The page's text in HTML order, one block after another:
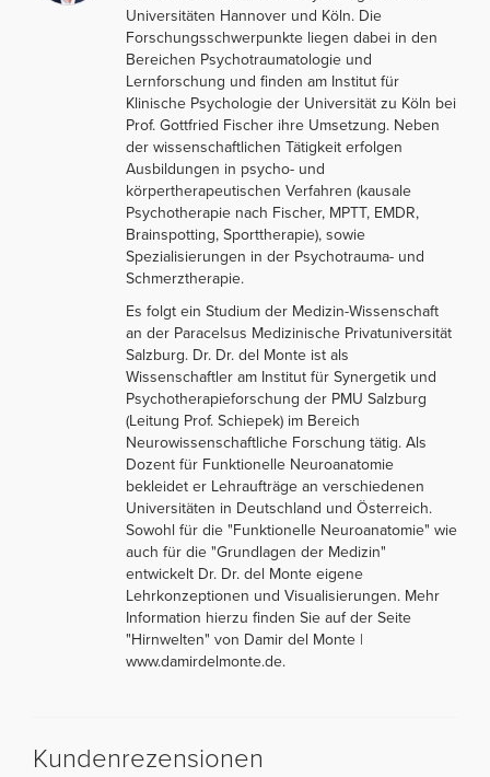
Universitäten Hannover und Köln. Die
Forschungsschwerpunkte liegen dabei in den
Bereichen Psychotraumatologie und
Lernforschung und finden am Institut für
Klinische Psychologie der Universität zu Köln bei
Prof. Gottfried Fischer ihre Umsetzung. Neben
der wissenschaftlichen Tätigkeit erfolgen
Ausbildungen in psycho- und
körpertherapeutischen Verfahren (kausale
Psychotherapie nach Fischer, MPTT, EMDR,
Brainspotting, Sporttherapie), sowie
Spezialisierungen in der Psychotrauma- und
Schmerztherapie.
Es folgt ein Studium der Medizin-Wissenschaft
an der Paracelsus Medizinische Privatuniversität
Salzburg. Dr. Dr. del Monte ist als
Wissenschaftler am Institut für Synergetik und
Psychotherapieforschung der PMU Salzburg
(Leitung Prof. Schiepek) im Bereich
Neurowissenschaftliche Forschung tätig. Als
Dozent für Funktionelle Neuroanatomie
bekleidet er Lehraufträge an verschiedenen
Universitäten in Deutschland und Österreich.
Sowohl für die "Funktionelle Neuroanatomie" wie
auch für die "Grundlagen der Medizin"
entwickelt Dr. Dr. del Monte eigene
Lehrkonzeptionen und Visualisierungen. Mehr
Information hierzu finden Sie auf der Seite
"Hirnwelten" von Damir del Monte |
www.damirdelmonte.de.
Kundenrezensionen